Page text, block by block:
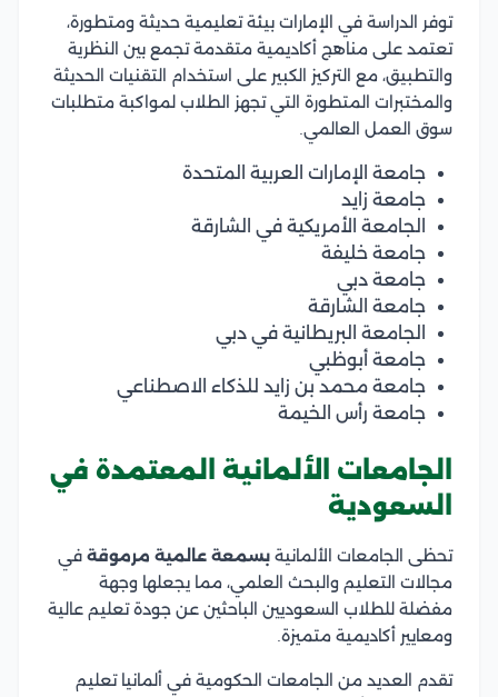
توفر الدراسة في الإمارات بيئة تعليمية حديثة ومتطورة،
تعتمد على مناهج أكاديمية متقدمة تجمع بين النظرية
والتطبيق، مع التركيز الكبير على استخدام التقنيات الحديثة
والمختبرات المتطورة التي تجهز الطلاب لمواكبة متطلبات
سوق العمل العالمي.
جامعة الإمارات العربية المتحدة
جامعة زايد
الجامعة الأمريكية في الشارقة
جامعة خليفة
جامعة دبي
جامعة الشارقة
الجامعة البريطانية في دبي
جامعة أبوظبي
جامعة محمد بن زايد للذكاء الاصطناعي
جامعة رأس الخيمة
الجامعات الألمانية المعتمدة في
السعودية
تحظى الجامعات الألمانية بسمعة عالمية مرموقة في
مجالات التعليم والبحث العلمي، مما يجعلها وجهة
مفضلة للطلاب السعوديين الباحثين عن جودة تعليم عالية
ومعايير أكاديمية متميزة.
تقدم العديد من الجامعات الحكومية في ألمانيا تعليم